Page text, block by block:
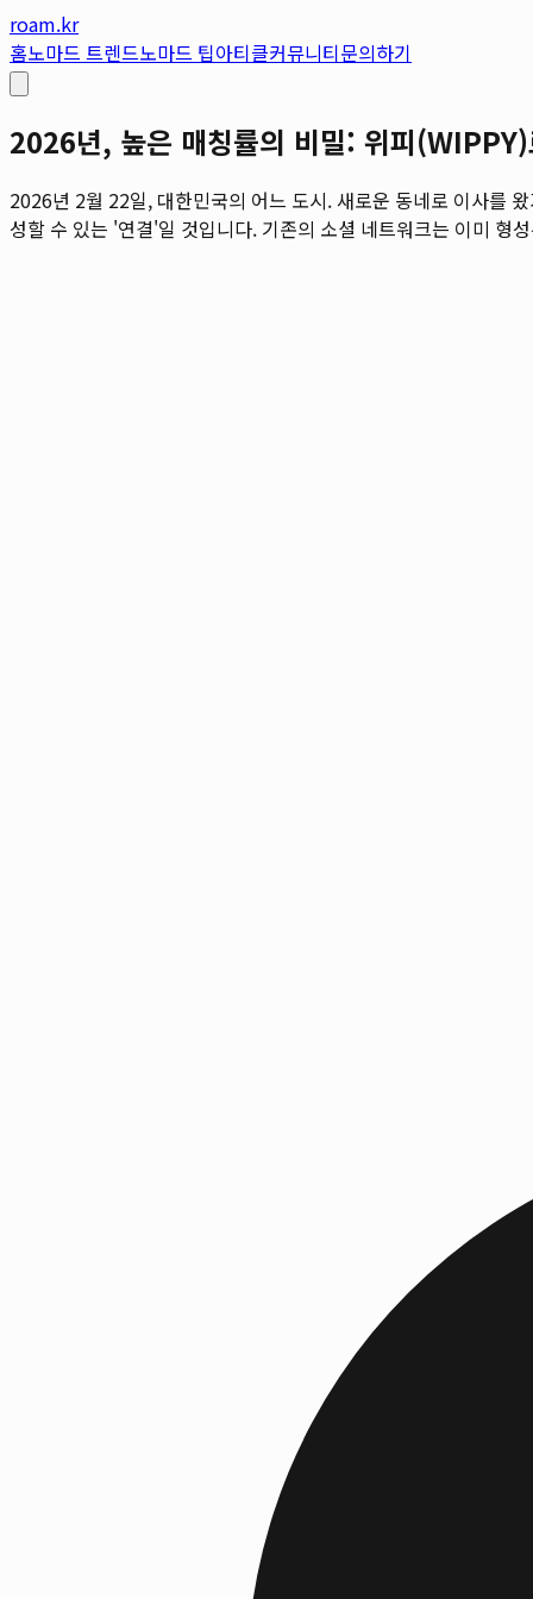
roam.kr
홈노마드 트렌드노마드 팁아티클커뮤니티문의하기
2026년, 높은 매칭률의 비밀: 위피
2026년 2월 22일, 대한민국의 어느 도시. 새로운 동네로 이사를
성할 수 있는 '연결'일 것입니다. 기존의 소셜 네트워크는 이미 형